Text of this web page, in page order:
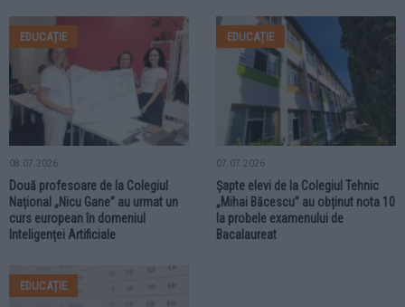
EDUCAȚIE
08.07.2026
Două profesoare de la Colegiul
Național „Nicu Gane” au urmat un
curs european în domeniul
Inteligenței Artificiale
EDUCAȚIE
07.07.2026
Șapte elevi de la Colegiul Tehnic
„Mihai Băcescu” au obținut nota 10
la probele examenului de
Bacalaureat
EDUCAȚIE